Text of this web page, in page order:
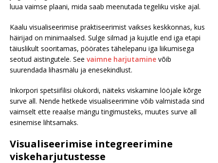
luua vaimse plaani, mida saab meenutada tegeliku viske ajal.
Kaalu visualiseerimise praktiseerimist vaikses keskkonnas, kus
häirijad on minimaalsed. Sulge silmad ja kujutle end iga etapi
täiuslikult sooritamas, pöörates tähelepanu iga liikumisega
seotud aistingutele. See vaimne harjutamine võib
suurendada lihasmälu ja enesekindlust.
Inkorpori spetsiifilisi olukordi, näiteks viskamine lööjale kõrge
surve all. Nende hetkede visualiseerimine võib valmistada sind
vaimselt ette reaalse mängu tingimusteks, muutes surve all
esinemise lihtsamaks.
Visualiseerimise integreerimine
viskeharjutustesse